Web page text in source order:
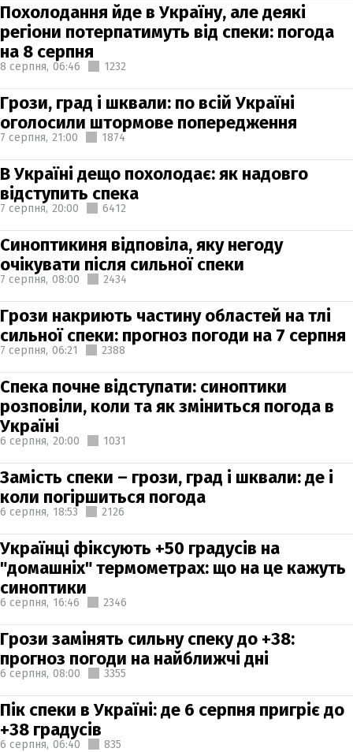
Похолодання йде в Україну, але деякі
регіони потерпатимуть від спеки: погода
на 8 серпня
8 серпня, 06:46 1232
Грози, град і шквали: по всій Україні
оголосили штормове попередження
7 серпня, 21:00 1874
В Україні дещо похолодає: як надовго
відступить спека
7 серпня, 20:00 6412
Синоптикиня відповіла, яку негоду
очікувати після сильної спеки
7 серпня, 08:00 2434
Грози накриють частину областей на тлі
сильної спеки: прогноз погоди на 7 серпня
7 серпня, 06:21 2388
Спека почне відступати: синоптики
розповіли, коли та як зміниться погода в
Україні
6 серпня, 20:00 1031
Замість спеки – грози, град і шквали: де і
коли погіршиться погода
6 серпня, 18:53 2126
Українці фіксують +50 градусів на
"домашніх" термометрах: що на це кажуть
синоптики
6 серпня, 16:46 2346
Грози замінять сильну спеку до +38:
прогноз погоди на найближчі дні
6 серпня, 08:00 3355
Пік спеки в Україні: де 6 серпня пригріє до
+38 градусів
6 серпня, 06:40 835